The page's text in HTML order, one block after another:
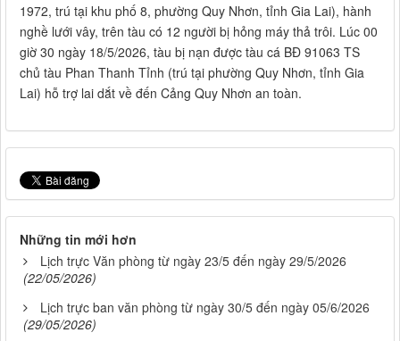
1972, trú tại khu phố 8, phường Quy Nhơn, tỉnh Gia Lai), hành
nghề lưới vây, trên tàu có 12 người bị hỏng máy thả trôi. Lúc 00
giờ 30 ngày 18/5/2026, tàu bị nạn được tàu cá BĐ 91063 TS
chủ tàu Phan Thanh Tỉnh (trú tại phường Quy Nhơn, tỉnh Gia
Lai) hỗ trợ lai dắt về đến Cảng Quy Nhơn an toàn.
Những tin mới hơn
Lịch trực Văn phòng từ ngày 23/5 đến ngày 29/5/2026
(22/05/2026)
Lịch trực ban văn phòng từ ngày 30/5 đến ngày 05/6/2026
(29/05/2026)